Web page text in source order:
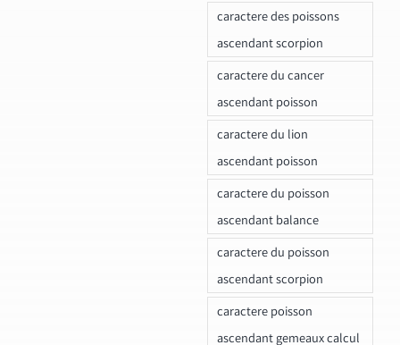
caractere des poissons
ascendant scorpion
caractere du cancer
ascendant poisson
caractere du lion
ascendant poisson
caractere du poisson
ascendant balance
caractere du poisson
ascendant scorpion
caractere poisson
ascendant gemeaux calcul